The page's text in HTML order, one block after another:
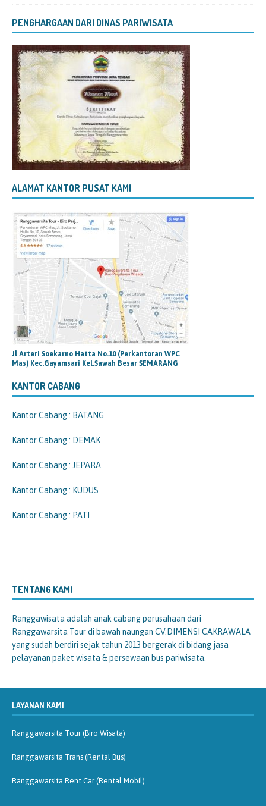
PENGHARGAAN DARI DINAS PARIWISATA
ALAMAT KANTOR PUSAT KAMI
Jl Arteri Soekarno Hatta No.10 (Perkantoran WPC
Mas) Kec.Gayamsari Kel.Sawah Besar SEMARANG
KANTOR CABANG
Kantor Cabang : BATANG
Kantor Cabang : DEMAK
Kantor Cabang : JEPARA
Kantor Cabang : KUDUS
Kantor Cabang : PATI
TENTANG KAMI
Ranggawisata adalah anak cabang perusahaan dari
Ranggawarsita Tour di bawah naungan CV.DIMENSI CAKRAWALA
yang sudah berdiri sejak tahun 2013 bergerak di bidang jasa
pelayanan paket wisata & persewaan bus pariwisata.
LAYANAN KAMI
Ranggawarsita Tour (Biro Wisata)
Ranggawarsita Trans (Rental Bus)
Ranggawarsita Rent Car (Rental Mobil)